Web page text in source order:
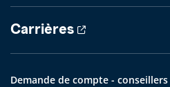
Carrières
Demande de compte - conseillers